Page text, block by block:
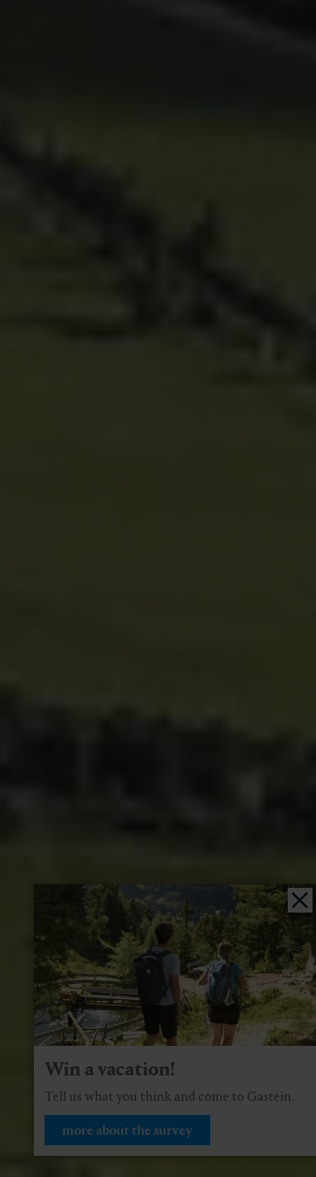
Win a vacation!
Tell us what you think and come to Gastein.
more about the survey